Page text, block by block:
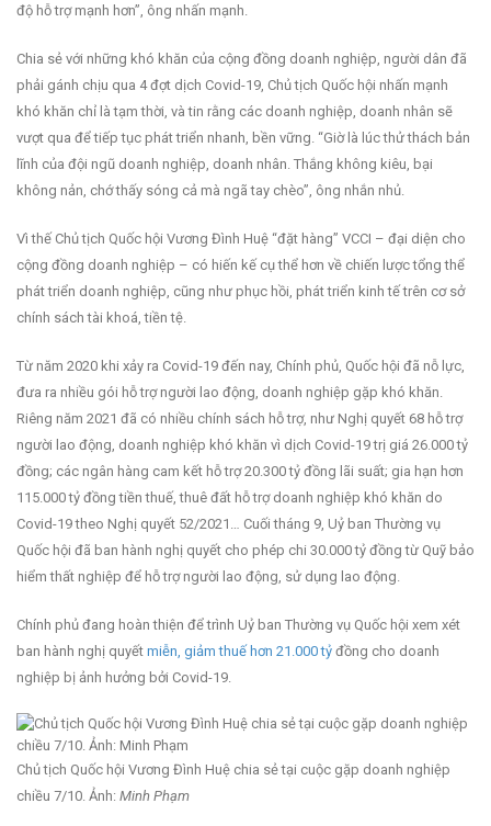
độ hỗ trợ mạnh hơn”, ông nhấn mạnh.
Chia sẻ với những khó khăn của cộng đồng doanh nghiệp, người dân đã
phải gánh chịu qua 4 đợt dịch Covid-19, Chủ tịch Quốc hội nhấn mạnh
khó khăn chỉ là tạm thời, và tin rằng các doanh nghiệp, doanh nhân sẽ
vượt qua để tiếp tục phát triển nhanh, bền vững. “Giờ là lúc thử thách bản
lĩnh của đội ngũ doanh nghiệp, doanh nhân. Thắng không kiêu, bại
không nản, chớ thấy sóng cả mà ngã tay chèo”, ông nhắn nhủ.
Vì thế Chủ tịch Quốc hội Vương Đình Huệ “đặt hàng” VCCI – đại diện cho
cộng đồng doanh nghiệp – có hiến kế cụ thể hơn về chiến lược tổng thể
phát triển doanh nghiệp, cũng như phục hồi, phát triển kinh tế trên cơ sở
chính sách tài khoá, tiền tệ.
Từ năm 2020 khi xảy ra Covid-19 đến nay, Chính phủ, Quốc hội đã nỗ lực,
đưa ra nhiều gói hỗ trợ người lao động, doanh nghiệp gặp khó khăn.
Riêng năm 2021 đã có nhiều chính sách hỗ trợ, như Nghị quyết 68 hỗ trợ
người lao động, doanh nghiệp khó khăn vì dịch Covid-19 trị giá 26.000 tỷ
đồng; các ngân hàng cam kết hỗ trợ 20.300 tỷ đồng lãi suất; gia hạn hơn
115.000 tỷ đồng tiền thuế, thuê đất hỗ trợ doanh nghiệp khó khăn do
Covid-19 theo Nghị quyết 52/2021… Cuối tháng 9, Uỷ ban Thường vụ
Quốc hội đã ban hành nghị quyết cho phép chi 30.000 tỷ đồng từ Quỹ bảo
hiểm thất nghiệp để hỗ trợ người lao động, sử dụng lao động.
Chính phủ đang hoàn thiện để trình Uỷ ban Thường vụ Quốc hội xem xét
ban hành nghị quyết miễn, giảm thuế hơn 21.000 tỷ đồng cho doanh
nghiệp bị ảnh hưởng bởi Covid-19.
Chủ tịch Quốc hội Vương Đình Huệ chia sẻ tại cuộc gặp doanh nghiệp
chiều 7/10. Ảnh: Minh Phạm